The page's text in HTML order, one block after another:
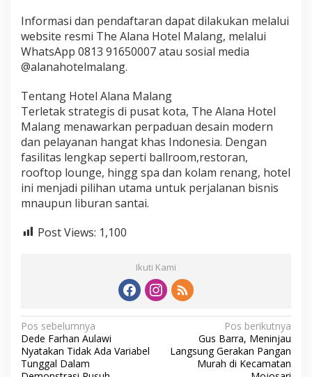
Informasi dan pendaftaran dapat dilakukan melalui
website resmi The Alana Hotel Malang, melalui
WhatsApp 0813 91650007 atau sosial media
@alanahotelmalang.
Tentang Hotel Alana Malang
Terletak strategis di pusat kota, The Alana Hotel
Malang menawarkan perpaduan desain modern
dan pelayanan hangat khas Indonesia. Dengan
fasilitas lengkap seperti ballroom,restoran,
rooftop lounge, hingg spa dan kolam renang, hotel
ini menjadi pilihan utama untuk perjalanan bisnis
mnaupun liburan santai.
Post Views: 1,100
Ikuti Kami
N
a
v
Pos sebelumnya
Dede Farhan Aulawi
Nyatakan Tidak Ada Variabel
Tunggal Dalam
Pos berikutnya
Gus Barra, Meninjau
Langsung Gerakan Pangan
Murah di Kecamatan